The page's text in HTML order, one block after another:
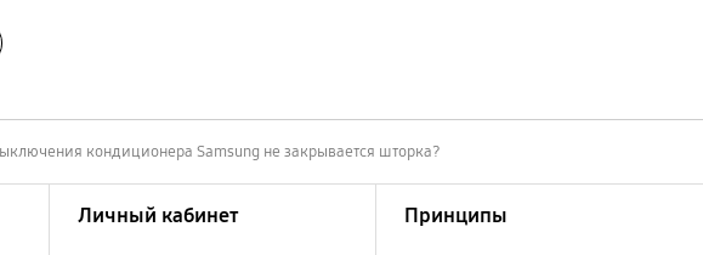
кондиционера Samsung не закрывается шторка?
Личный кабинет Принципы